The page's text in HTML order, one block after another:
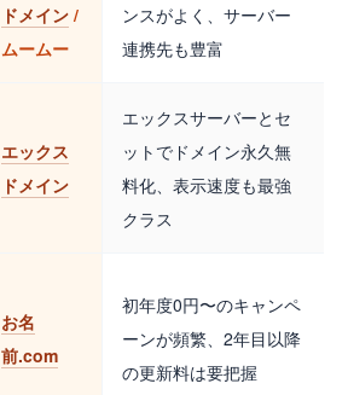
ドメイン /
ムームー
ンスがよく、サーバー
連携先も豊富
エックス
ドメイン
エックスサーバーとセ
ットでドメイン永久無
料化、表示速度も最強
クラス
お名
前.com
初年度0円〜のキャンペ
ーンが頻繁、2年目以降
の更新料は要把握